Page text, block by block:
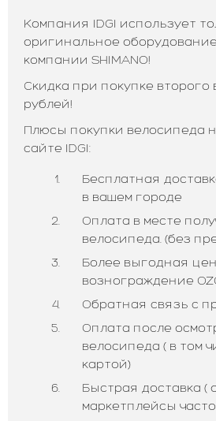
Компания IDGI использует
оригинальное
компании SHIMANO!
Скидка при покупке второго
рублей!
Плюсы покупки велосипеда
сайте IDGI:
Бесплатная
в вашем городе
Оплата в месте
велосипеда. (без
Более выгодная
вознограждение
Обратная связь с
Оплата после
велосипеда ( в том
картой)
Быстрая доставка (
маркетплейсы